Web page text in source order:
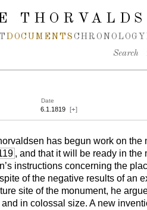
DOCUMENTS CHRONOLOGY
Search
Date
6.1.1819 [+]
has begun work on the
, and that it will be ready in the
instructions concerning the
of the negative results of an
site of the monument, he
in colossal size. A new